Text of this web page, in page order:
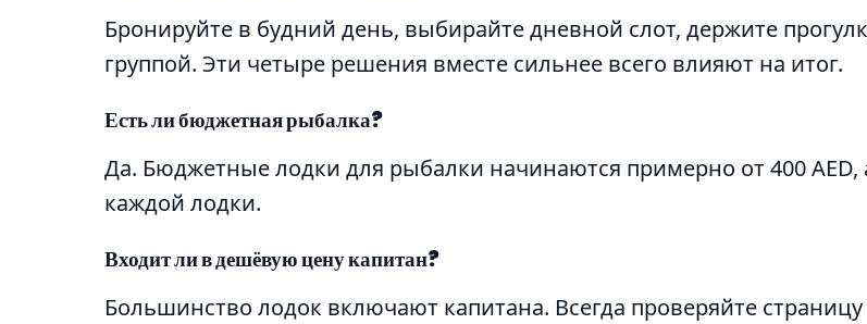
Бронируйте в будний день, выбирайте дневной слот, держите
группой. Эти четыре решения вместе сильнее всего влияют на итог.
Есть ли бюджетная рыбалка?
Да. Бюджетные лодки для рыбалки начинаются примерно от 400 AED,
каждой лодки.
Входит ли в дешёвую цену капитан?
Большинство лодок включают капитана. Всегда проверяйте